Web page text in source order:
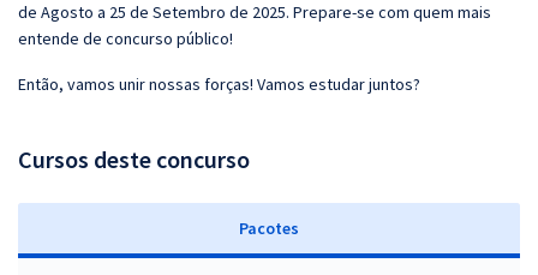
de Agosto a 25 de Setembro de 2025. Prepare-se com quem mais
entende de concurso público!
Então, vamos unir nossas forças! Vamos estudar juntos?
Cursos deste concurso
Pacotes